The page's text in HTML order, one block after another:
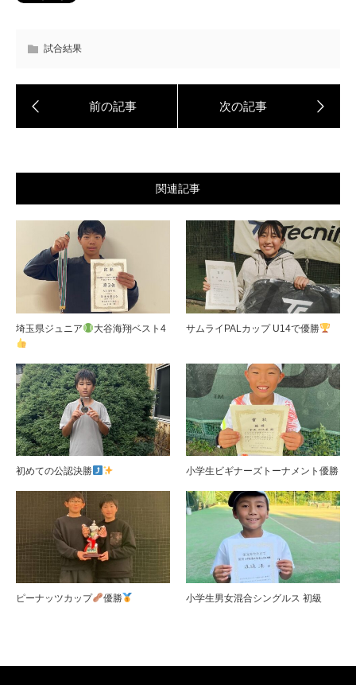
試合結果
関連記事
埼玉県ジュニア 大谷海翔ベスト4 サムライPALカップ U14で優勝
初めての公認決勝 小学生ビギナーズトーナメント優勝
ピーナッツカップ 優勝 小学生男女混合シングルス 初級